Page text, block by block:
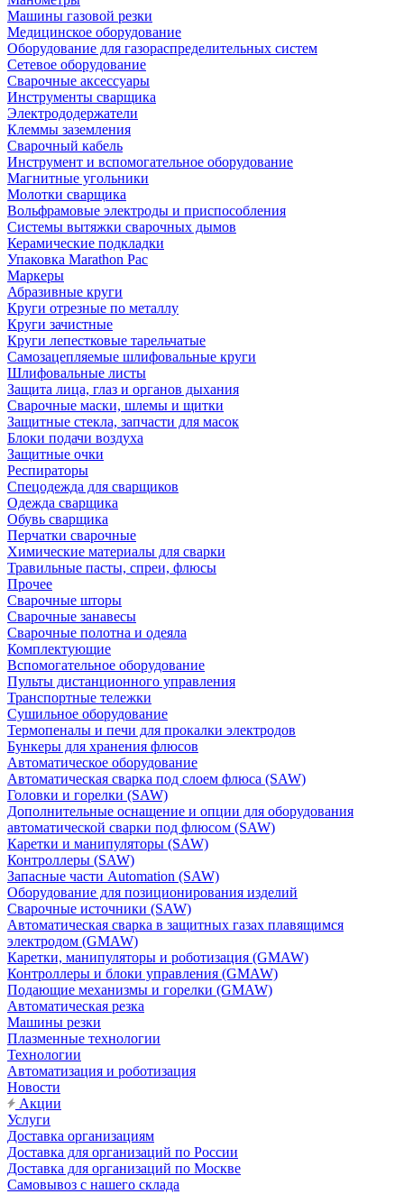
Машины газовой резки
Медицинское оборудование
Оборудование для газораспределительных систем
Сетевое оборудование
Сварочные аксессуары
Инструменты сварщика
Электрододержатели
Клеммы заземления
Сварочный кабель
Инструмент и вспомогательное оборудование
Магнитные угольники
Молотки сварщика
Вольфрамовые электроды и приспособления
Системы вытяжки сварочных дымов
Керамические подкладки
Упаковка Marathon Pac
Маркеры
Абразивные круги
Круги отрезные по металлу
Круги зачистные
Круги лепестковые тарельчатые
Самозацепляемые шлифовальные круги
Шлифовальные листы
Защита лица, глаз и органов дыхания
Сварочные маски, шлемы и щитки
Защитные стекла, запчасти для масок
Блоки подачи воздуха
Защитные очки
Респираторы
Спецодежда для сварщиков
Одежда сварщика
Обувь сварщика
Перчатки сварочные
Химические материалы для сварки
Травильные пасты, спреи, флюсы
Прочее
Сварочные шторы
Сварочные занавесы
Сварочные полотна и одеяла
Комплектующие
Вспомогательное оборудование
Пульты дистанционного управления
Транспортные тележки
Сушильное оборудование
Термопеналы и печи для прокалки электродов
Бункеры для хранения флюсов
Автоматическое оборудование
Автоматическая сварка под слоем флюса (SAW)
Головки и горелки (SAW)
Дополнительные оснащение и опции для оборудования
автоматической сварки под флюсом (SAW)
Каретки и манипуляторы (SAW)
Контроллеры (SAW)
Запасные части Automation (SAW)
Оборудование для позиционирования изделий
Сварочные источники (SAW)
Автоматическая сварка в защитных газах плавящимся
электродом (GMAW)
Каретки, манипуляторы и роботизация (GMAW)
Контроллеры и блоки управления (GMAW)
Подающие механизмы и горелки (GMAW)
Автоматическая резка
Машины резки
Плазменные технологии
Технологии
Автоматизация и роботизация
Новости
Акции
Услуги
Доставка организациям
Доставка для организаций по России
Доставка для организаций по Москве
Самовывоз с нашего склада